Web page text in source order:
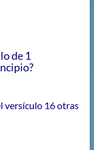
de 1
versículo 16 otras